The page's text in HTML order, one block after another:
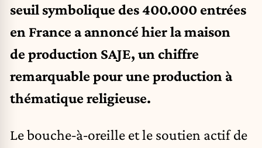
seuil symbolique des 400.000 entrées
en France a annoncé hier la maison
de production SAJE, un chiffre
remarquable pour une production à
thématique religieuse.
Le bouche‑à‑oreille et le soutien actif de